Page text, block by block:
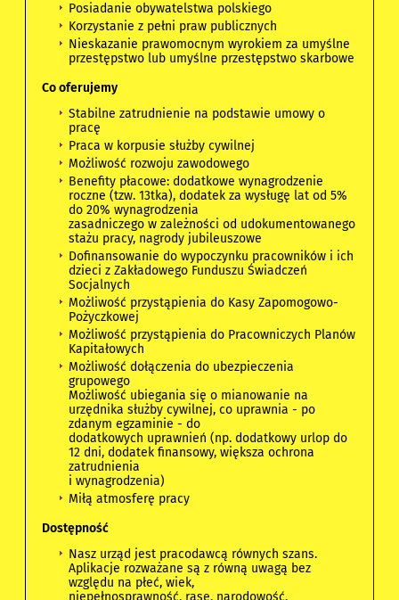
Posiadanie obywatelstwa polskiego
Korzystanie z pełni praw publicznych
Nieskazanie prawomocnym wyrokiem za umyślne
przestępstwo lub umyślne przestępstwo skarbowe
Co oferujemy
Stabilne zatrudnienie na podstawie umowy o
pracę
Praca w korpusie służby cywilnej
Możliwość rozwoju zawodowego
Benefity płacowe: dodatkowe wynagrodzenie
roczne (tzw. 13tka), dodatek za wysługę lat od 5%
do 20% wynagrodzenia
zasadniczego w zależności od udokumentowanego
stażu pracy, nagrody jubileuszowe
Dofinansowanie do wypoczynku pracowników i ich
dzieci z Zakładowego Funduszu Świadczeń
Socjalnych
Możliwość przystąpienia do Kasy Zapomogowo-
Pożyczkowej
Możliwość przystąpienia do Pracowniczych Planów
Kapitałowych
Możliwość dołączenia do ubezpieczenia
grupowego
Możliwość ubiegania się o mianowanie na
urzędnika służby cywilnej, co uprawnia - po
zdanym egzaminie - do
dodatkowych uprawnień (np. dodatkowy urlop do
12 dni, dodatek finansowy, większa ochrona
zatrudnienia
i wynagrodzenia)
Miłą atmosferę pracy
Dostępność
Nasz urząd jest pracodawcą równych szans.
Aplikacje rozważane są z równą uwagą bez
względu na płeć, wiek,